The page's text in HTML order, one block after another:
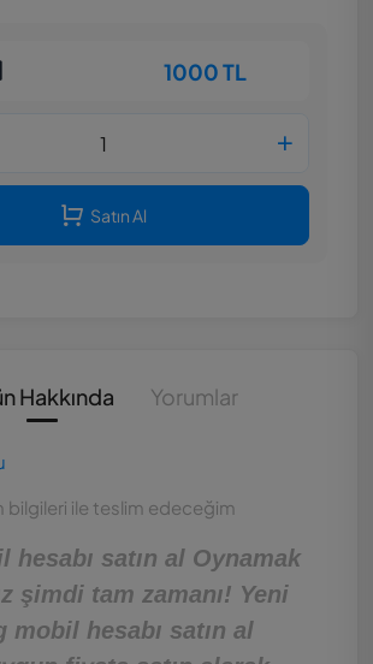
1000 TL
Satın Al
Hakkında Yorumlar
bilgileri ile teslim edeceğim
hesabı satın al Oynamak
şimdi tam zamanı! Yeni
mobil hesabı satın al